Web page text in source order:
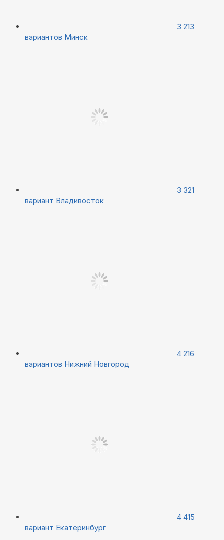
3 213
вариантов Минск
3 321
вариант Владивосток
4 216
вариантов Нижний Новгород
4 415
вариант Екатеринбург